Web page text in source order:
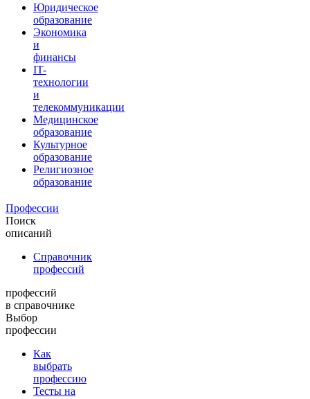
Юридическое
образование
Экономика
и
финансы
IT-
технологии
и
телекоммуникации
Медицинское
образование
Культурное
образование
Религиозное
образование
Профессии
Поиск
описаний
Справочник
профессий
профессий
в справочнике
Выбор
профессии
Как
выбрать
профессию
Тесты на